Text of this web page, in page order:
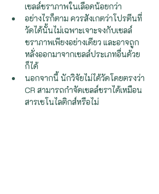
เซลล์ชราภาพในเลือดน้อยกว่า
อย่างไรก็ตาม ควรสังเกตว่าโปรตีนที่
วัดได้นั้นไม่เฉพาะเจาะจงกับเซลล์
ชราภาพเพียงอย่างเดียว และอาจถูก
หลั่งออกมาจากเซลล์ประเภทอื่นด้วย
ก็ได้
นอกจากนี้ นักวิจัยไม่ได้วัดโดยตรงว่า
CR สามารถกำจัดเซลล์ชราได้เหมือน
สารเซโนไลติกส์หรือไม่